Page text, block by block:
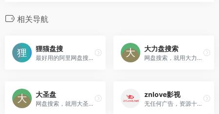
相关导航
狸猫盘搜
最好用的阿里网盘搜索引擎
大力盘搜索
网盘搜索，就用大力盘搜索 - 最好用的百度网盘搜索引擎
大圣盘
网盘搜索，就用大圣盘 - 最好用的百度网盘搜索引擎
znlove影视
无任何广告，资源十分丰富